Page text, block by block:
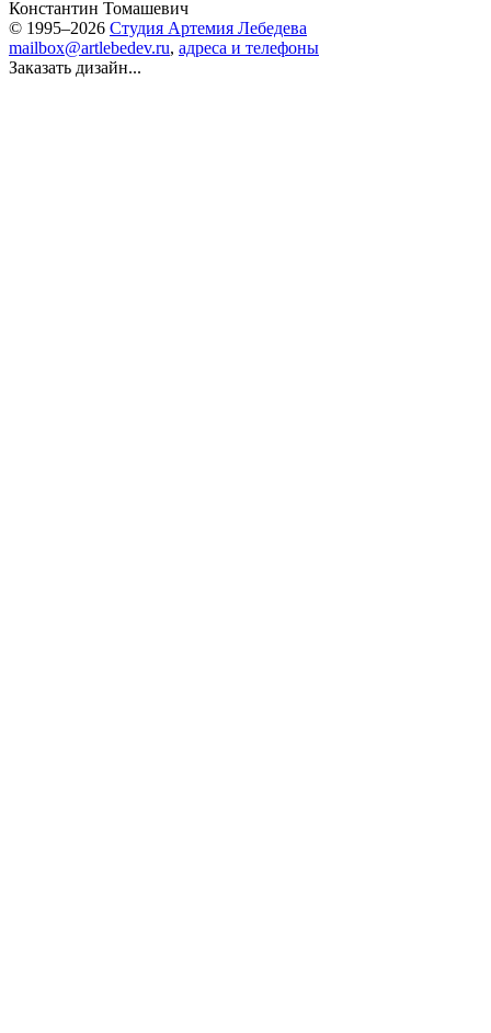
Константин Томашевич
© 1995–2026 Студия Артемия Лебедева
mailbox@artlebedev.ru, адреса и телефоны
Заказать дизайн...